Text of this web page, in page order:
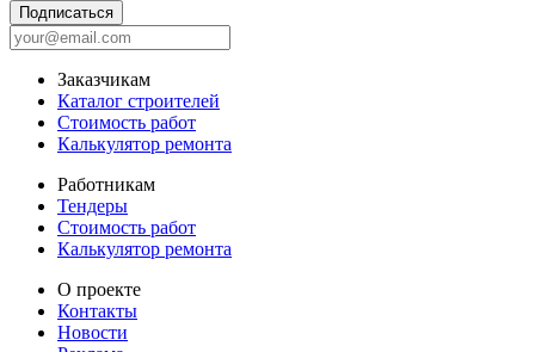
Подписаться
Заказчикам
Каталог строителей
Стоимость работ
Калькулятор ремонта
Работникам
Тендеры
Стоимость работ
Калькулятор ремонта
О проекте
Контакты
Новости